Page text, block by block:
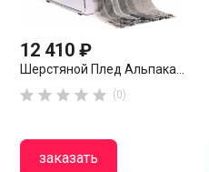
12 410 ₽
Шерстяной Плед Альпака...
     (0)
заказать